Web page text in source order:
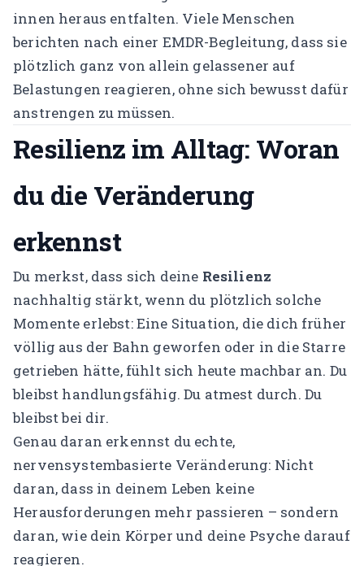
innen heraus entfalten. Viele Menschen
berichten nach einer EMDR-Begleitung, dass sie
plötzlich ganz von allein gelassener auf
Belastungen reagieren, ohne sich bewusst dafür
anstrengen zu müssen.
Resilienz im Alltag: Woran
du die Veränderung
erkennst
Du merkst, dass sich deine Resilienz
nachhaltig stärkt, wenn du plötzlich solche
Momente erlebst: Eine Situation, die dich früher
völlig aus der Bahn geworfen oder in die Starre
getrieben hätte, fühlt sich heute machbar an. Du
bleibst handlungsfähig. Du atmest durch. Du
bleibst bei dir.
Genau daran erkennst du echte,
nervensystembasierte Veränderung: Nicht
daran, dass in deinem Leben keine
Herausforderungen mehr passieren – sondern
daran, wie dein Körper und deine Psyche darauf
reagieren.